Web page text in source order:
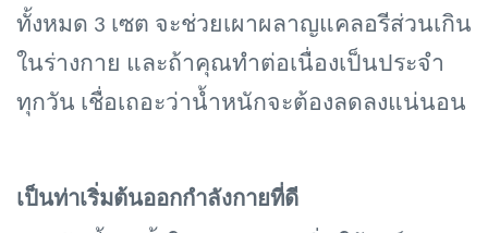
ทั้งหมด 3 เซต จะช่วยเผาผลาญแคลอรีส่วนเกิน
ในร่างกาย และถ้าคุณทำต่อเนื่องเป็นประจำ
ทุกวัน เชื่อเถอะว่าน้ำหนักจะต้องลดลงแน่นอน
เป็นท่าเริ่มต้นออกกำลังกายที่ดี